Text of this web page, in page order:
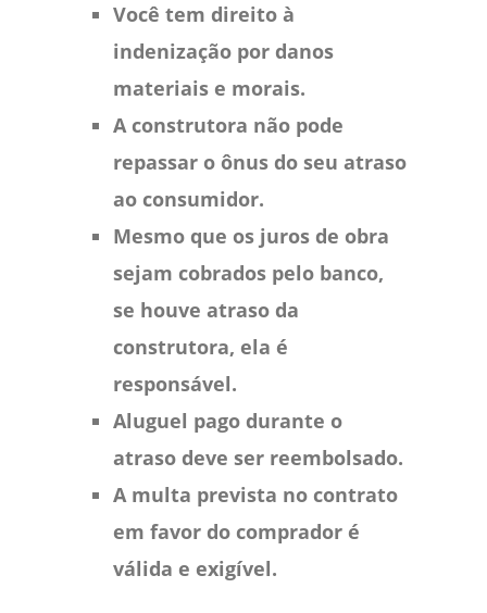
Você tem direito à
indenização por danos
materiais e morais.
A construtora não pode
repassar o ônus do seu atraso
ao consumidor.
Mesmo que os juros de obra
sejam cobrados pelo banco,
se houve atraso da
construtora, ela é
responsável.
Aluguel pago durante o
atraso deve ser reembolsado.
A multa prevista no contrato
em favor do comprador é
válida e exigível.